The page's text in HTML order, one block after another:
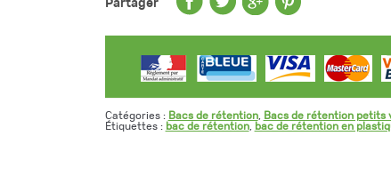
Partager
Catégories : Bacs de rétention,
Bacs de rétention petits
Étiquettes : bac de rétention, bac de rétention en